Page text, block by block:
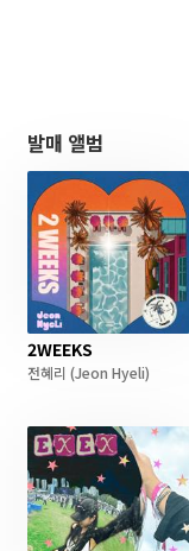
발매 앨범
2WEEKS
전혜리 (Jeon Hyeli)